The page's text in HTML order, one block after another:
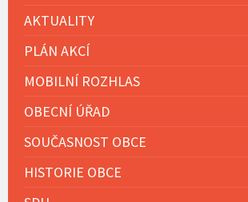
AKTUALITY
PLÁN AKCÍ
MOBILNÍ ROZHLAS
OBECNÍ ÚŘAD
SOUČASNOST OBCE
HISTORIE OBCE